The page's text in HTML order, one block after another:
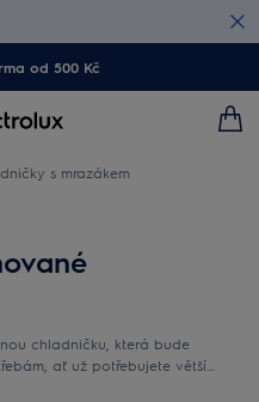
od 500 Kč
s mrazákem
chladničku, která bude
ať už potřebujete větší